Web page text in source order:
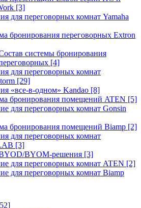
[3]
для переговорных комнат Yamaha
бронирования переговорных Extron
системы бронирования
[4]
для переговорных комнат
[29]
«все-в-одном» Kandao [8]
бронирования помещений ATEN [5]
для переговорных комнат Gonsin
бронирования помещений Biamp [2]
для переговорных комнат
[3]
BYOM-решения [3]
для переговорных комнат ATEN [2]
для переговорных комнат Biamp